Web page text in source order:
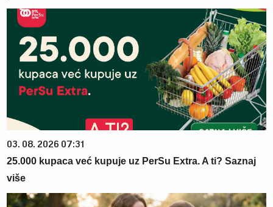
03. 08. 2026 07:31
25.000 kupaca već kupuje uz PerSu Extra. A ti? Saznaj
više